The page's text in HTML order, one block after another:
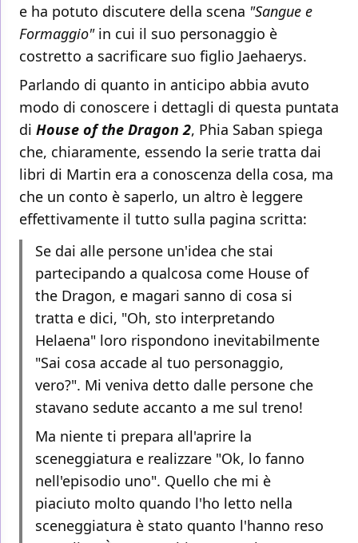
e ha potuto discutere della scena "Sangue e
Formaggio"in cui il suo personaggio è
costretto a sacrificare suo figlio Jaehaerys.
Parlando di quanto in anticipo abbia avuto
modo di conoscere i dettagli di questa puntata
di House of the Dragon 2, Phia Saban spiega
che, chiaramente, essendo la serie tratta dai
libri di Martin era a conoscenza della cosa, ma
che un conto è saperlo, un altro è leggere
effettivamente il tutto sulla pagina scritta:
Se dai alle persone un'idea che stai
partecipando a qualcosa come House of
the Dragon, e magari sanno di cosa si
tratta e dici, "Oh, sto interpretando
Helaena" loro rispondono inevitabilmente
"Sai cosa accade al tuo personaggio,
vero?". Mi veniva detto dalle persone che
stavano sedute accanto a me sul treno!
Ma niente ti prepara all'aprire la
sceneggiatura e realizzare "Ok, lo fanno
nell'episodio uno". Quello che mi è
piaciuto molto quando l'ho letto nella
sceneggiatura è stato quanto l'hanno reso